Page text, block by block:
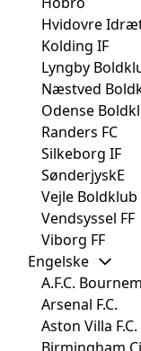
Hvidovre
Kolding IF
Lyngby
Næstved
Odense
Randers FC
Silkeborg IF
SønderjyskE
Vejle Boldklub
Vendsyssel FF
Viborg FF
Engelske
A.F.C.
Arsenal F.C.
Aston Villa F.C.